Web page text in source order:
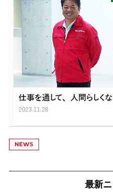
NEWS
最新